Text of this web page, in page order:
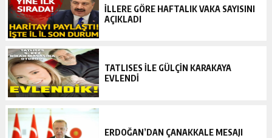
İLLERE GÖRE HAFTALIK VAKA SAYISINI
AÇIKLADI
TATLISES ILE GÜLÇIN KARAKAYA
EVLENDI
ERDOĞAN’DAN ÇANAKKALE MESAJI